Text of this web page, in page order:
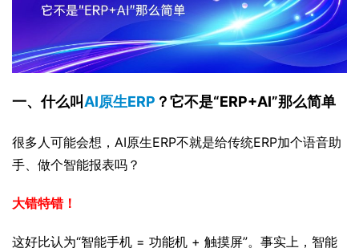
一、什么叫AI原生ERP ？它不是“ERP+AI”那么简单
很多人可能会想，AI原生ERP不就是给传统ERP加个语音助
手、做个智能报表吗？
大错特错！
这好比认为“智能手机 = 功能机 + 触摸屏”。事实上，智能